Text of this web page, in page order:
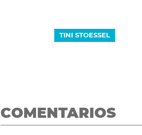
TINI STOESSEL
COMENTARIOS